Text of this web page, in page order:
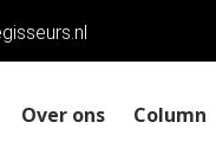
Over ons Column